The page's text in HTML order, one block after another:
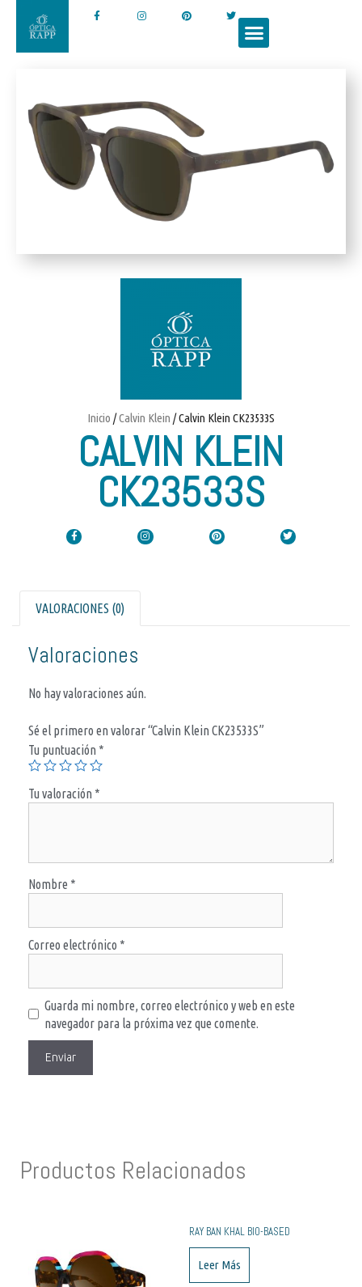
Inicio /Calvin Klein / Calvin Klein CK23533S
CALVIN KLEIN
CK23533S
VALORACIONES (0)
Valoraciones
No hay valoraciones aún.
Sé el primero en valorar “Calvin Klein CK23533S”
Tu puntuación *
Tu valoración *
Nombre *
Correo electrónico *
Guarda mi nombre, correo electrónico y web en este
navegador para la próxima vez que comente.
Productos Relacionados
RAY BAN KHAL BIO-BASED
Leer Más